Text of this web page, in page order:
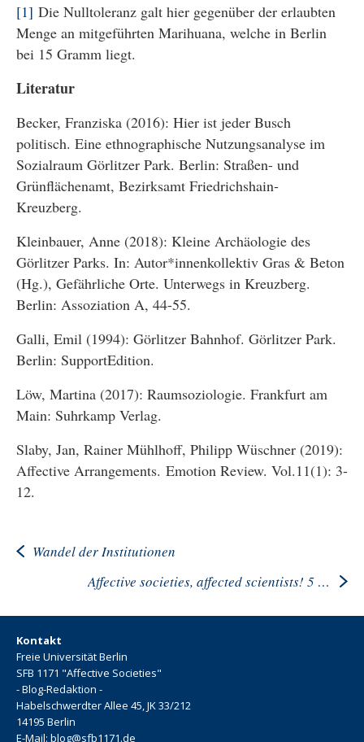
[1] Die Nulltoleranz galt hier gegenüber der erlaubten
Menge an mitgeführten Marihuana, welche in Berlin
bei 15 Gramm liegt.
Literatur
Becker, Franziska (2016): Hier ist jeder Busch
politisch. Eine ethnographische Nutzungsanalyse im
Sozialraum Görlitzer Park. Berlin: Straßen- und
Grünflächenamt, Bezirksamt Friedrichshain-
Kreuzberg.
Kleinbauer, Anne (2018): Kleine Archäologie des
Görlitzer Parks. In: Autor*innenkollektiv Gras & Beton
(Hg.), Gefährliche Orte. Unterwegs in Kreuzberg.
Berlin: Assoziation A, 44-55.
Galli, Emil (1994): Görlitzer Bahnhof. Görlitzer Park.
Berlin: SupportEdition.
Löw, Martina (2017): Raumsoziologie. Frankfurt am
Main: Suhrkamp Verlag.
Slaby, Jan, Rainer Mühlhoff, Philipp Wüschner (2019):
Affective Arrangements. Emotion Review. Vol.11(1): 3-
12.
Wandel der Institutionen
Affective societies, affected scientists! 5 Fragen an Nadine Maser
Kontakt
Freie Universität Berlin
SFB 1171 "Affective Societies"
- Blog-Redaktion -
Habelschwerdter Allee 45, JK 33/212
14195 Berlin
E-Mail: blog@sfb1171.de